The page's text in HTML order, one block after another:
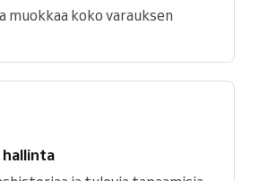
muokkaa koko varauksen
hallinta